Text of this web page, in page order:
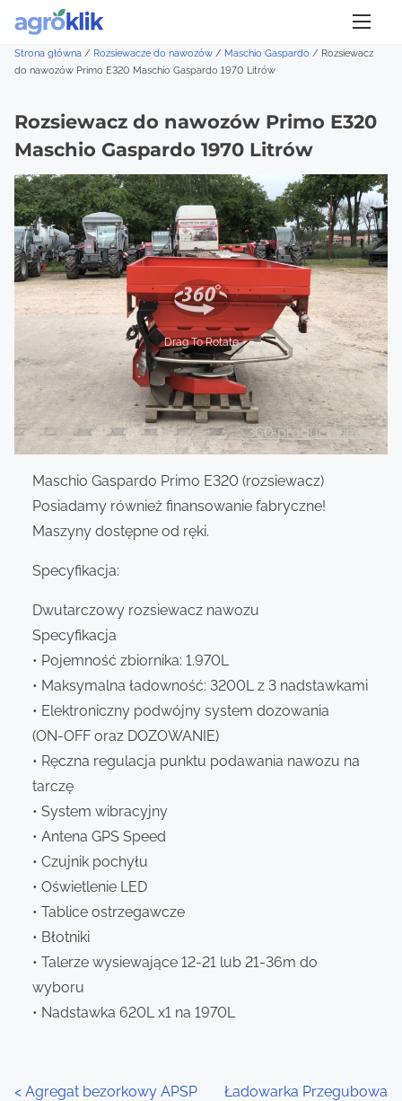
Strona główna / Rozsiewacze do nawozów / Maschio Gaspardo / Rozsiewacz
do nawozów Primo E320 Maschio Gaspardo 1970 Litrów
Rozsiewacz do nawozów Primo E320
Maschio Gaspardo 1970 Litrów
360 product viewer
Drag To Rotate
Maschio Gaspardo Primo E320 (rozsiewacz)
Posiadamy również finansowanie fabryczne!
Maszyny dostępne od ręki.
Specyfikacja:
Dwutarczowy rozsiewacz nawozu
Specyfikacja
• Pojemność zbiornika: 1.970L
• Maksymalna ładowność: 3200L z 3 nadstawkami
• Elektroniczny podwójny system dozowania
(ON-OFF oraz DOZOWANIE)
• Ręczna regulacja punktu podawania nawozu na
tarczę
• System wibracyjny
• Antena GPS Speed
• Czujnik pochyłu
• Oświetlenie LED
• Tablice ostrzegawcze
• Błotniki
• Talerze wysiewające 12-21 lub 21-36m do
wyboru
• Nadstawka 620L x1 na 1970L
< Agregat bezorkowy APSP
Ładowarka Przegubowa